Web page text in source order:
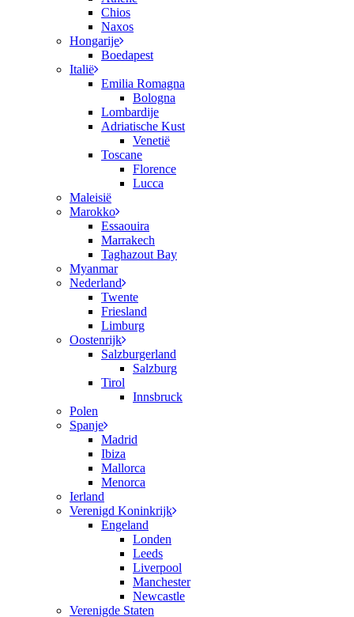
Chios
Naxos
Hongarije
Boedapest
Italië
Emilia Romagna
Bologna
Lombardije
Adriatische Kust
Venetië
Toscane
Florence
Lucca
Maleisië
Marokko
Essaouira
Marrakech
Taghazout Bay
Myanmar
Nederland
Twente
Friesland
Limburg
Oostenrijk
Salzburgerland
Salzburg
Tirol
Innsbruck
Polen
Spanje
Madrid
Ibiza
Mallorca
Menorca
Ierland
Verenigd Koninkrijk
Engeland
Londen
Leeds
Liverpool
Manchester
Newcastle
Verenigde Staten